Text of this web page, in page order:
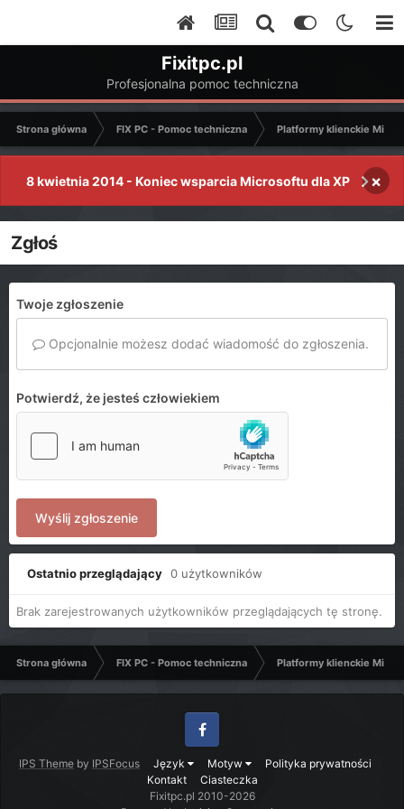
Fixitpc.pl
Profesjonalna pomoc techniczna
Strona główna FIX PC - Pomoc techniczna Platformy klienckie
8 kwietnia 2014 - Koniec wsparcia Microsoftu dla XP ×
Zgłoś
Twoje zgłoszenie
Opcjonalnie możesz dodać wiadomość do zgłoszenia.
Potwierdź, że jesteś człowiekiem
Wyślij zgłoszenie
Ostatnio przeglądający 0 użytkowników
Brak zarejestrowanych użytkowników przeglądających tę stronę.
Strona główna FIX PC - Pomoc techniczna Platformy klienckie
IPS Theme by IPSFocus Język Motyw
Polityka prywatności
Kontakt
Ciasteczka
Facebook
Fixitpc.pl 2010-2026